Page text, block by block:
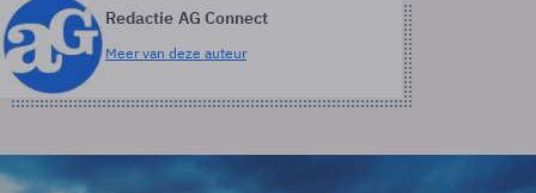
Redactie AG Connect
Meer van deze auteur